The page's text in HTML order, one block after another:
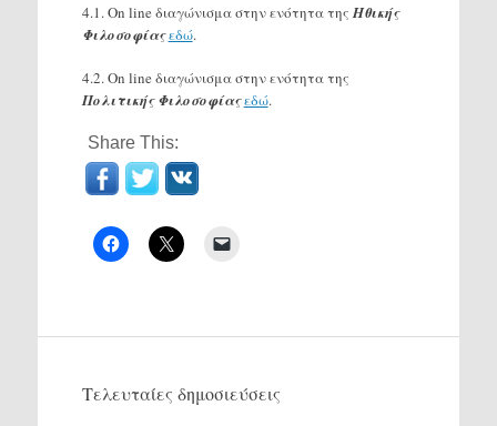
4.1. On line διαγώνισμα στην ενότητα της Ηθικής
Φιλοσοφίαςεδώ.
4.2. On line διαγώνισμα στην ενότητα της
Πολιτικής Φιλοσοφίαςεδώ.
Share This:
Τελευταίες δημοσιεύσεις